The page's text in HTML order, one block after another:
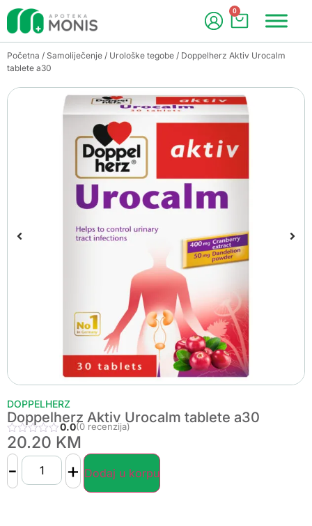
0
Početna / Samoliječenje / Urološke tegobe / Doppelherz Aktiv Urocalm
tablete a30
DOPPELHERZ
Doppelherz Aktiv Urocalm tablete a30
0.0(0 recenzija)
20.20 KM
- + Dodaj u korpu